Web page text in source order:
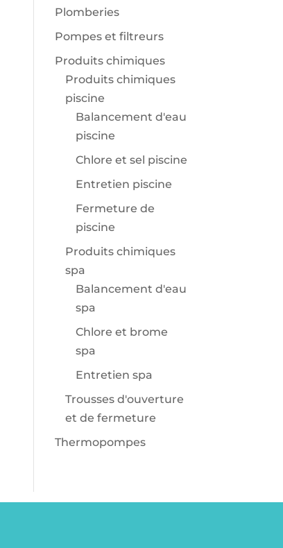
Plomberies
Pompes et filtreurs
Produits chimiques
Produits chimiques
piscine
Balancement d'eau
piscine
Chlore et sel piscine
Entretien piscine
Fermeture de
piscine
Produits chimiques
spa
Balancement d'eau
spa
Chlore et brome
spa
Entretien spa
Trousses d'ouverture
et de fermeture
Thermopompes